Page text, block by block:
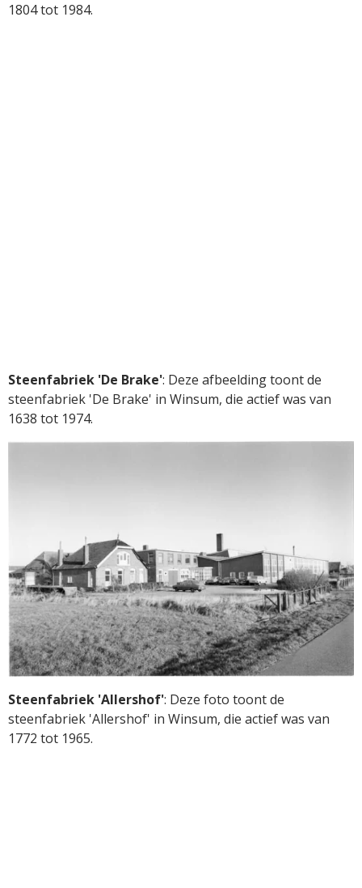
1804 tot 1984.
Steenfabriek 'De Brake': Deze afbeelding toont de
steenfabriek 'De Brake' in Winsum, die actief was van
1638 tot 1974.
Steenfabriek 'Allershof': Deze foto toont de
steenfabriek 'Allershof' in Winsum, die actief was van
1772 tot 1965.